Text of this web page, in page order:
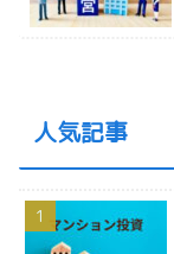
人気記事